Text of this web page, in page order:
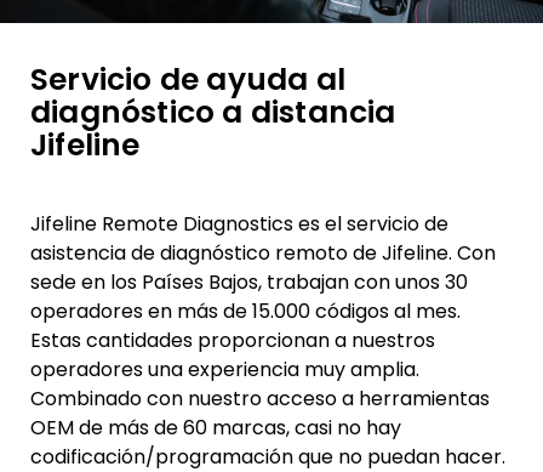
Servicio de ayuda al
diagnóstico a distancia
Jifeline
Jifeline Remote Diagnostics es el servicio de
asistencia de diagnóstico remoto de Jifeline. Con
sede en los Países Bajos, trabajan con unos 30
operadores en más de 15.000 códigos al mes.
Estas cantidades proporcionan a nuestros
operadores una experiencia muy amplia.
Combinado con nuestro acceso a herramientas
OEM de más de 60 marcas, casi no hay
codificación/programación que no puedan hacer.